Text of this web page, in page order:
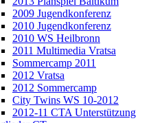
2009 Jugendkonferenz
2010 Jugendkonferenz
2010 WS Heilbronn
2011 Multimedia Vratsa
Sommercamp 2011
2012 Vratsa
2012 Sommercamp
City Twins WS 10-2012
2012-11 CTA Unterstützung